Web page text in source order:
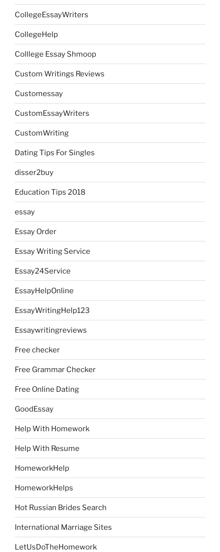
CollegeEssayWriters
CollegeHelp
Colllege Essay Shmoop
Custom Writings Reviews
Customessay
CustomEssayWriters
CustomWriting
Dating Tips For Singles
disser2buy
Education Tips 2018
essay
Essay Order
Essay Writing Service
Essay24Service
EssayHelpOnline
EssayWritingHelp123
Essaywritingreviews
Free checker
Free Grammar Checker
Free Online Dating
GoodEssay
Help With Homework
Help With Resume
HomeworkHelp
HomeworkHelps
Hot Russian Brides Search
International Marriage Sites
LetUsDoTheHomework